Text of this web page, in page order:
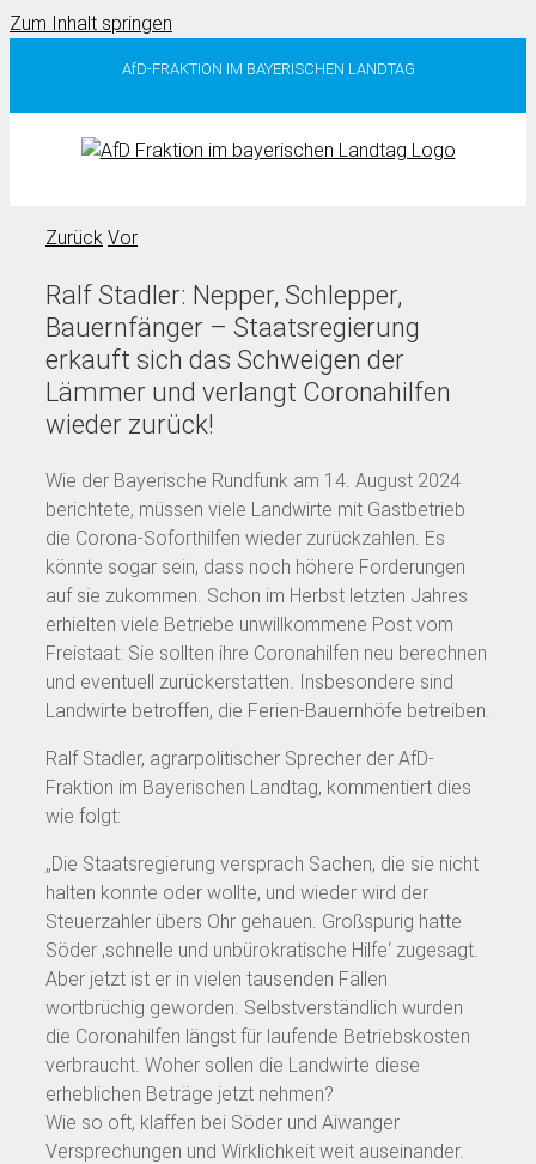
Zum Inhalt springen
AfD-FRAKTION IM BAYERISCHEN LANDTAG
Zurück Vor
Ralf Stadler: Nepper, Schlepper,
Bauernfänger – Staatsregierung
erkauft sich das Schweigen der
Lämmer und verlangt Coronahilfen
wieder zurück!
Wie der Bayerische Rundfunk am 14. August 2024
berichtete, müssen viele Landwirte mit Gastbetrieb
die Corona-Soforthilfen wieder zurückzahlen. Es
könnte sogar sein, dass noch höhere Forderungen
auf sie zukommen. Schon im Herbst letzten Jahres
erhielten viele Betriebe unwillkommene Post vom
Freistaat: Sie sollten ihre Coronahilfen neu berechnen
und eventuell zurückerstatten. Insbesondere sind
Landwirte betroffen, die Ferien-Bauernhöfe betreiben.
Ralf Stadler, agrarpolitischer Sprecher der AfD-
Fraktion im Bayerischen Landtag, kommentiert dies
wie folgt:
„Die Staatsregierung versprach Sachen, die sie nicht
halten konnte oder wollte, und wieder wird der
Steuerzahler übers Ohr gehauen. Großspurig hatte
Söder ‚schnelle und unbürokratische Hilfe‘ zugesagt.
Aber jetzt ist er in vielen tausenden Fällen
wortbrüchig geworden. Selbstverständlich wurden
die Coronahilfen längst für laufende Betriebskosten
verbraucht. Woher sollen die Landwirte diese
erheblichen Beträge jetzt nehmen?
Wie so oft, klaffen bei Söder und Aiwanger
Versprechungen und Wirklichkeit weit auseinander.